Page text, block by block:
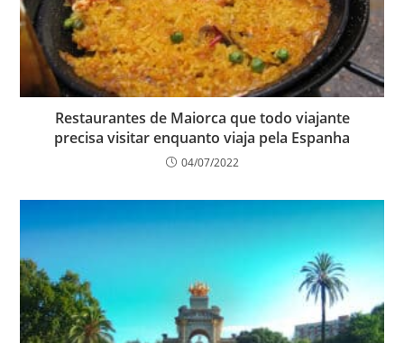
Restaurantes de Maiorca que todo viajante
precisa visitar enquanto viaja pela Espanha
04/07/2022